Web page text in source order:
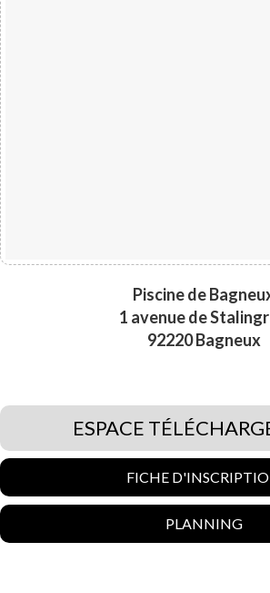
Piscine de
1 avenue de
92220 Bagneux
ESPACE
FICHE
PLANNING